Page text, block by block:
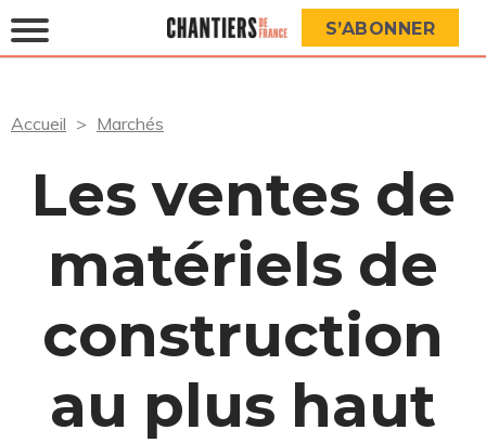
S’ABONNER
Accueil Marchés
Les ventes de
matériels de
construction
au plus haut